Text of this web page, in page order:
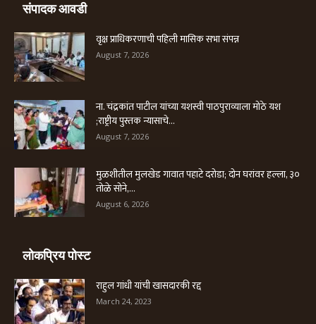
संपादक आवडी
वृक्ष प्राधिकरणाची पहिली मासिक सभा संपन्न
August 7, 2026
ना. चंद्रकांत पाटील यांच्या यशस्वी पाठपुराव्याला मोठे यश
;राष्ट्रीय पुस्तक न्यासाचे...
August 7, 2026
मुळशीतील मुलखेड गावात पहाटे दरोडा; दोन घरांवर हल्ला, ३०
तोळे सोने,...
August 6, 2026
लोकप्रिय पोस्ट
राहुल गांधी यांची खासदारकी रद्द
March 24, 2023